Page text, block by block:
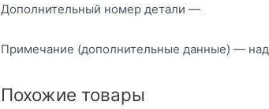
Дополнительный номер детали —
Примечание (дополнительные данные) —
Похожие товары